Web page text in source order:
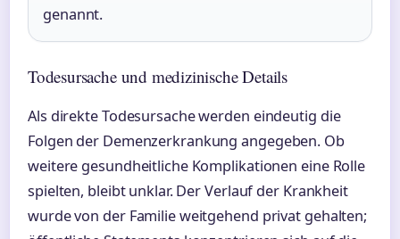
genannt.
Todesursache und medizinische Details
Als direkte Todesursache werden eindeutig die
Folgen der Demenzerkrankung angegeben. Ob
weitere gesundheitliche Komplikationen eine Rolle
spielten, bleibt unklar. Der Verlauf der Krankheit
wurde von der Familie weitgehend privat gehalten;